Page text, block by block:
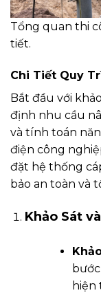
Tổng quan thi
tiết.
Chi Tiết Quy
Bắt đầu với
định nhu cầu
và tính toán
điện công
đặt hệ thống
bảo an toàn và
Khảo Sát
hiện